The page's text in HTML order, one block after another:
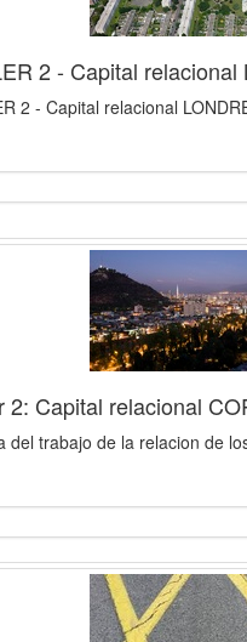
2 - Capital
2 - Capital relacional
2: Capital relacional
del trabajo de la relacion de